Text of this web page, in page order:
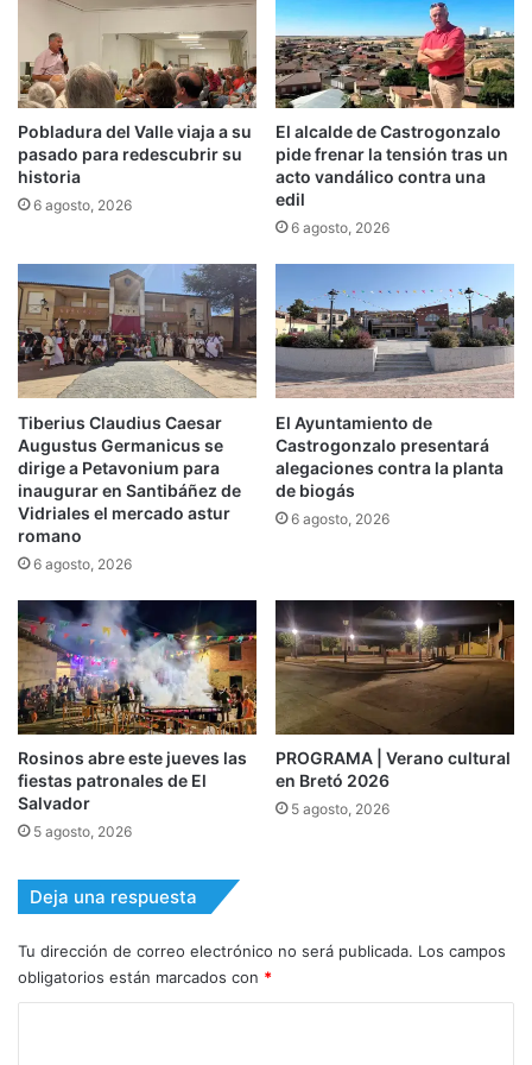
Pobladura del Valle viaja a su
pasado para redescubrir su
historia
6 agosto, 2026
El alcalde de Castrogonzalo
pide frenar la tensión tras un
acto vandálico contra una
edil
6 agosto, 2026
Tiberius Claudius Caesar
Augustus Germanicus se
dirige a Petavonium para
inaugurar en Santibáñez de
Vidriales el mercado astur
romano
6 agosto, 2026
El Ayuntamiento de
Castrogonzalo presentará
alegaciones contra la planta
de biogás
6 agosto, 2026
Rosinos abre este jueves las
fiestas patronales de El
Salvador
5 agosto, 2026
PROGRAMA | Verano cultural
en Bretó 2026
5 agosto, 2026
Deja una respuesta
Tu dirección de correo electrónico no será publicada. Los campos
obligatorios están marcados con *